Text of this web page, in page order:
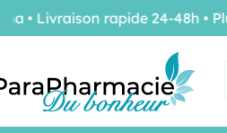
rapide 24-48h • Plus